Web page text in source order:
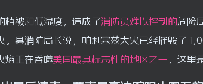
植被和低湿度，造成了消防员难以控制的危险
。县消防局长说，帕利塞兹大火已经摧毁了
焰正在吞噬美国最具标志性的地区之一 ，这里